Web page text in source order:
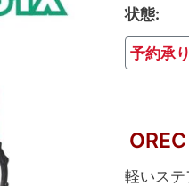
状態
予約承
軽いス